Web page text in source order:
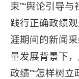
束”“舆论引导
践行正确政绩
涯期间的新闻
量发展背景下，
政绩”“怎样树